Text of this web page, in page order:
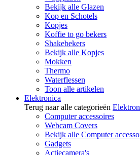
Bekijk alle Glazen
Kop en Schotels
Kopjes
Koffie to go bekers
Shakebekers
Bekijk alle Kopjes
Mokken
Thermo
Waterflessen
Toon alle artikelen
Elektronica
Terug naar alle categorieën
Computer accessoires
Webcam Covers
Bekijk alle Computer
Gadgets
Actiecamera's